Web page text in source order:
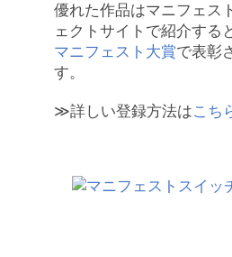
優れた作品はマニフェス
ェクトサイトで紹介する
マニフェスト大賞で表彰
す。
≫詳しい登録方法はこち